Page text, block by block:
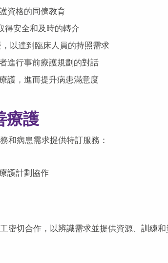
資格的同儕教育
得安全和及時的轉介
以達到臨床人員的持照需求
進行事前療護規劃的對話
護，進而提升病患滿意度
療護
和病患需求提供特訂服務：
護計劃協作
密切合作，以辨識需求並提供資源、訓練